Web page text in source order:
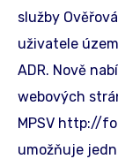
služby
uživatele
ADR. Nově
webových
MPSV http://
umožňuje